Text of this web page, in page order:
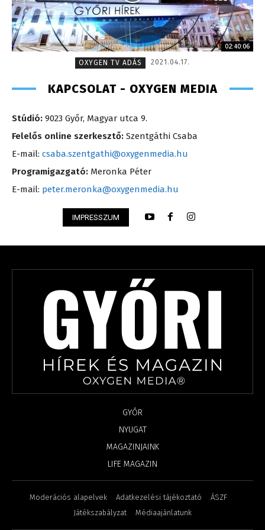
02:40:06
OXYGEN TV ADÁS
2021.04.17.
KAPCSOLAT - OXYGEN MEDIA
Stúdió: 9023 Győr, Magyar utca 9.
Felelős online szerkesztő: Szentgáthi Csaba
E-mail: csaba.szentgathi@oxygenmedia.hu
Programigazgató: Meronka Péter
E-mail: peter.meronka@oxygenmedia.hu
IMPRESSZUM
GYŐR
NYUGAT
MAGAZINJAINK
LIFE MAGAZIN
Moderációs alapelvek Adatkezelési tájékoztató
ÁSZF
Játékszabályzat
Médiaajánlatunk